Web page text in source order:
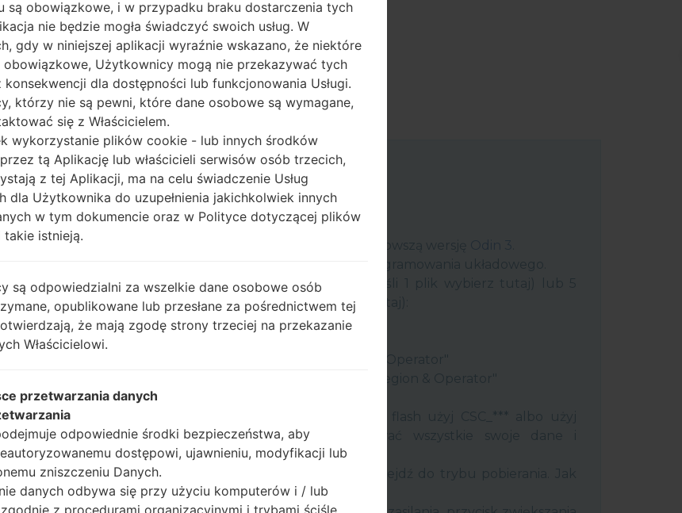
Instrukcje
Powinieneś otrzymać 1 plik (jeśli 1 plik wybierz tutaj) lub 5
plików (jeśli 5 plików wybierz tutaj):
AP: "System & Recovery"
HOME_CSC_ ***, aby zachować wszystkie swoje dane i
aplikacje.
wykonać wszystkie metody:
są obowiązkowe, i w przypadku braku dostarczenia tych
nie będzie mogła świadczyć swoich usług. W
gdy w niniejszej aplikacji wyraźnie wskazano, że niektóre
obowiązkowe, Użytkownicy mogą nie przekazywać tych
konsekwencji dla dostępności lub funkcjonowania Usługi.
którzy nie są pewni, które dane osobowe są wymagane,
się z Właścicielem.
wykorzystanie plików cookie - lub innych środków
tą Aplikację lub właścicieli serwisów osób trzecich,
z tej Aplikacji, ma na celu świadczenie Usług
dla Użytkownika do uzupełnienia jakichkolwiek innych
w tym dokumencie oraz w Polityce dotyczącej plików
istnieją.
są odpowiedzialni za wszelkie dane osobowe osób
opublikowane lub przesłane za pośrednictwem tej
że mają zgodę strony trzeciej na przekazanie
Właścicielowi.
przetwarzania danych
odpowiednie środki bezpieczeństwa, aby
dostępowi, ujawnieniu, modyfikacji lub
zniszczeniu Danych.
danych odbywa się przy użyciu komputerów i / lub